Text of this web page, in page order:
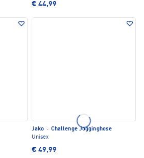
€ 44,99
Jako · Challenge Jogginghose
Unisex
€ 49,99